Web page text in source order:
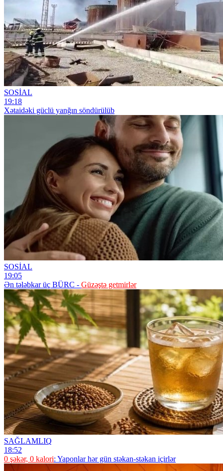
SOSİAL
19:18
Xətaidəki güclü yanğın söndürülüb
SOSİAL
19:05
Ən tələbkar üç BÜRC - Güzəştə getmirlər
SAĞLAMLIQ
18:52
0 şəkər, 0 kalori: Yaponlar hər gün stəkan-stəkan içirlər